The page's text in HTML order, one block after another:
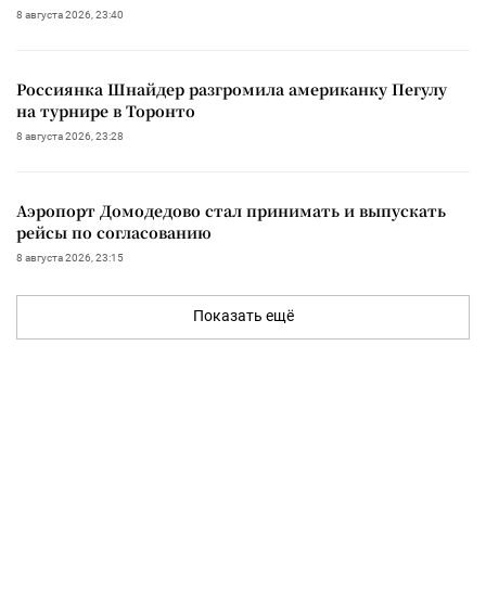
8 августа 2026, 23:40
Россиянка Шнайдер разгромила американку Пегулу
на турнире в Торонто
8 августа 2026, 23:28
Аэропорт Домодедово стал принимать и выпускать
рейсы по согласованию
8 августа 2026, 23:15
Показать ещё